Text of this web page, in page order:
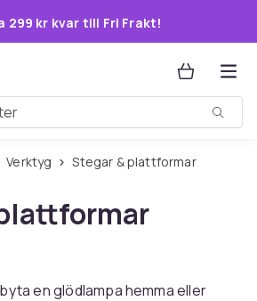
299 kr kvar till Fri Frakt!
Verktyg Stegar & plattformar
en glödlampa hemma eller